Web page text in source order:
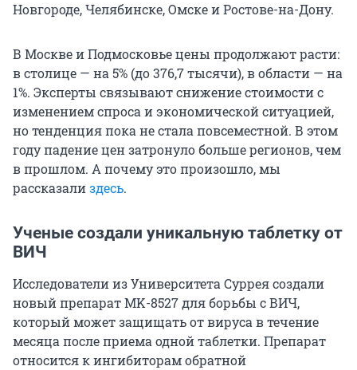
Новгороде, Челябинске, Омске и Ростове-на-Дону.
В Москве и Подмосковье цены продолжают расти:
в столице — на 5% (до 376,7 тысячи), в области — на
1%. Эксперты связывают снижение стоимости с
изменением спроса и экономической ситуацией,
но тенденция пока не стала повсеместной. В этом
году падение цен затронуло больше регионов, чем
в прошлом. А почему это произошло, мы
рассказализдесь.
Ученые создали уникальную таблетку от
ВИЧ
Исследователи из Университета Суррея создали
новый препарат MK-8527 для борьбы с ВИЧ,
который может защищать от вируса в течение
месяца после приема одной таблетки. Препарат
относится к ингибиторам обратной